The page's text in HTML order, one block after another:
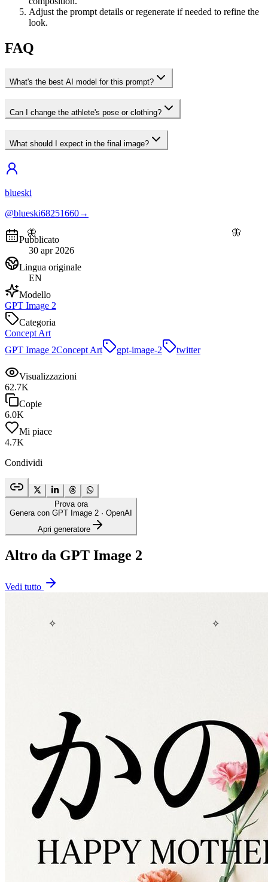
🦋
✧
🦋
✧
Adjust the prompt details or regenerate if needed to refine the
look.
FAQ
What's the best AI model for this prompt?
Can I change the athlete's pose or clothing?
What should I expect in the final image?
blueski
@blueski68251660→
Pubblicato
30 apr 2026
Lingua originale
EN
Modello
GPT Image 2
Categoria
Concept Art
GPT Image 2Concept Art gpt-image-2 twitter
Visualizzazioni
62.7K
Copie
6.0K
Mi piace
4.7K
Condividi
Prova ora
Genera con GPT Image 2 · OpenAI
Apri generatore
Altro da GPT Image 2
Vedi tutto